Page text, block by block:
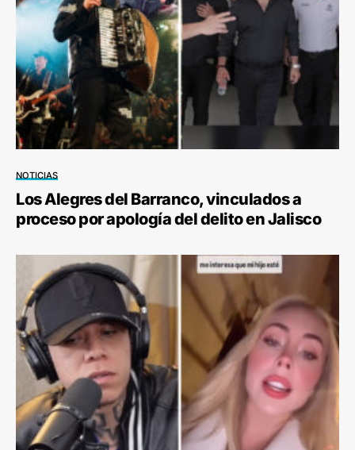
NOTICIAS
Los Alegres del Barranco, vinculados a
proceso por apología del delito en Jalisco